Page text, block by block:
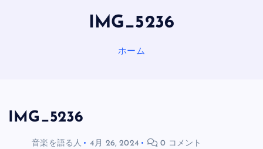
IMG_5236
ホーム
IMG_5236
音楽を語る人 4月 26, 2024 0 コメント